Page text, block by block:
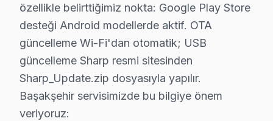
Sharp TV'lerde Sık Görülen Arızalar
Başakşehir bölgesindeki Sharp kullanıcılarının
AQUOS panel arızası: Başakşehir'de Sharp IGZO
Anakart sorunu: Başakşehir'de Android akıllı TV
LED bar: Başakşehir'de VA Panel ekranlarda daha
Sistem yazılımı: Başakşehir'de bu sorunla başvuran
özellikle belirttiğimiz nokta: Google Play Store
desteği Android modellerde aktif. OTA
güncelleme Wi-Fi'dan otomatik; USB
güncelleme Sharp resmi sitesinden
Sharp_Update.zip dosyasıyla yapılır.
Başakşehir servisimizde bu bilgiye önem
veriyoruz: